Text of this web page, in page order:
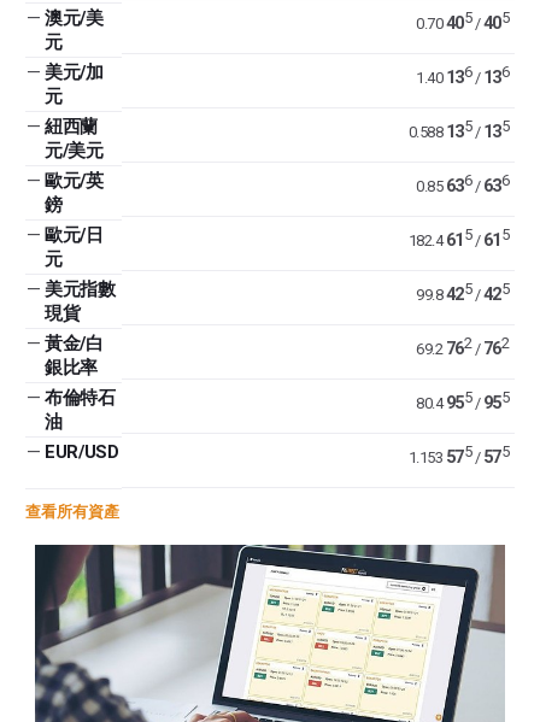
— 澳元/美
元
0.70 405/405
— 美元/加
元
1.40 136/ 136
— 紐西蘭
元/美元
0.588 135/ 135
— 歐元/英
鎊
0.85 636/ 636
— 歐元/日
元
182.4 61 5/ 61 5
— 美元指數
現貨
99.8 425/425
— 黃金/白
銀比率
69.2 762/ 762
— 布倫特石
油
80.4 955/ 955
— EUR/USD 1.153 575/ 575
查看所有資產